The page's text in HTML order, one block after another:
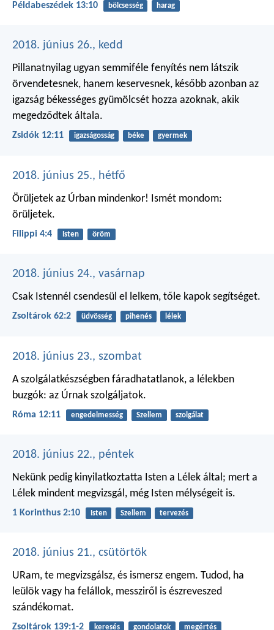
Példabeszédek 13:10 bölcsesség harag
2018. június 26., kedd
Pillanatnyilag ugyan semmiféle fenyítés nem látszik
örvendetesnek, hanem keservesnek, később azonban az
igazság békességes gyümölcsét hozza azoknak, akik
megedződtek általa.
Zsidók 12:11 igazságosság béke gyermek
2018. június 25., hétfő
Örüljetek az Úrban mindenkor! Ismét mondom:
örüljetek.
Filippi 4:4 Isten öröm
2018. június 24., vasárnap
Csak Istennél csendesül el lelkem, tőle kapok segítséget.
Zsoltárok 62:2 üdvösség pihenés lélek
2018. június 23., szombat
A szolgálatkészségben fáradhatatlanok, a lélekben
buzgók: az Úrnak szolgáljatok.
Róma 12:11 engedelmesség Szellem szolgálat
2018. június 22., péntek
Nekünk pedig kinyilatkoztatta Isten a Lélek által; mert a
Lélek mindent megvizsgál, még Isten mélységeit is.
1 Korinthus 2:10 Isten Szellem tervezés
2018. június 21., csütörtök
URam, te megvizsgálsz, és ismersz engem. Tudod, ha
leülök vagy ha felállok, messziről is észreveszed
szándékomat.
Zsoltárok 139:1-2 keresés gondolatok megértés